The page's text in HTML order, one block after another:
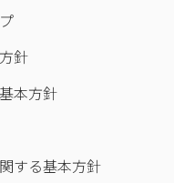
針
本方針
する基本方針